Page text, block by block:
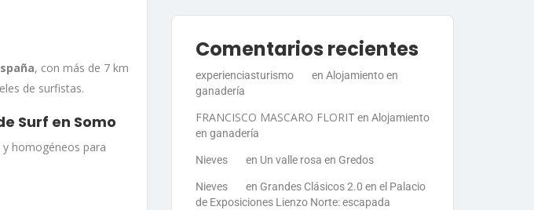
, con más de 7 km
de surfistas.
Surf en Somo
homogéneos para
Comentarios recientes
experienciasturismo en Alojamiento en
ganadería
FRANCISCO MASCARO FLORIT en Alojamiento
en ganadería
Nieves en Un valle rosa en Gredos
Nieves en Grandes Clásicos 2.0 en el Palacio
de Exposiciones Lienzo Norte: escapada